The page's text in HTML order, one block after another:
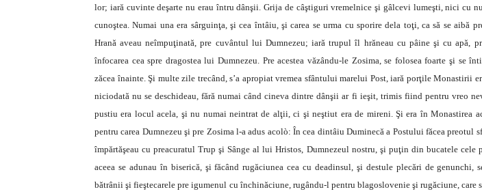
lor; iară cuvinte deşarte nu erau întru dânşii. Grija de câştiguri vremelnice şi gâlcevi lumeşti, nici cu
cunoştea. Numai una era sârguinţa, şi cea întâiu, şi carea se urma cu sporire dela toţi, ca să se aibă
Hrană aveau neîmpuţinată, pre cuvântul lui Dumnezeu; iară trupul îl hrăneau cu pâine şi cu apă,
înfocarea cea spre dragostea lui Dumnezeu. Pre acestea văzându-le Zosima, se folosea foarte şi se
zăcea înainte. Şi multe zile trecând, s’a apropiat vremea sfântului marelui Post, iară porţile Monastirii
niciodată nu se deschideau, fără numai când cineva dintre dânşii ar fi ieşit, trimis fiind pentru vreo
pustiu era locul acela, şi nu numai neintrat de alţii, ci şi neştiut era de mireni. Şi era în Monastirea
pentru carea Dumnezeu şi pre Zosima l-a adus acolò: În cea dintâiu Duminecă a Postului făcea preotul
împărtăşeau cu preacuratul Trup şi Sânge al lui Hristos, Dumnezeul nostru, şi puţin din bucatele cele
aceea se adunau în biserică, şi făcând rugăciunea cea cu deadinsul, şi destule plecări de genunchi,
bătrânii şi fieştecarele pre igumenul cu închinăciune, rugându-l pentru blagoslovenie şi rugăciune, care